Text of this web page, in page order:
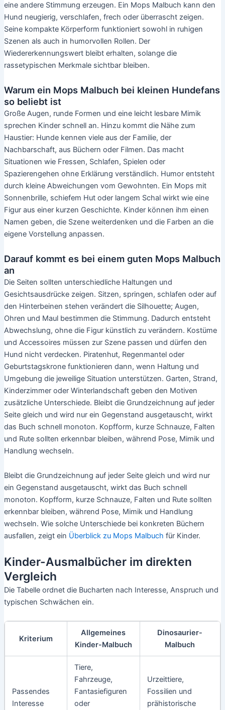
eine andere Stimmung erzeugen. Ein Mops Malbuch kann den
Hund neugierig, verschlafen, frech oder überrascht zeigen.
Seine kompakte Körperform funktioniert sowohl in ruhigen
Szenen als auch in humorvollen Rollen. Der
Wiedererkennungswert bleibt erhalten, solange die
rassetypischen Merkmale sichtbar bleiben.
Warum ein Mops Malbuch bei kleinen Hundefans
so beliebt ist
Große Augen, runde Formen und eine leicht lesbare Mimik
sprechen Kinder schnell an. Hinzu kommt die Nähe zum
Haustier: Hunde kennen viele aus der Familie, der
Nachbarschaft, aus Büchern oder Filmen. Das macht
Situationen wie Fressen, Schlafen, Spielen oder
Spazierengehen ohne Erklärung verständlich. Humor entsteht
durch kleine Abweichungen vom Gewohnten. Ein Mops mit
Sonnenbrille, schiefem Hut oder langem Schal wirkt wie eine
Figur aus einer kurzen Geschichte. Kinder können ihm einen
Namen geben, die Szene weiterdenken und die Farben an die
eigene Vorstellung anpassen.
Darauf kommt es bei einem guten Mops Malbuch
an
Die Seiten sollten unterschiedliche Haltungen und
Gesichtsausdrücke zeigen. Sitzen, springen, schlafen oder auf
den Hinterbeinen stehen verändert die Silhouette; Augen,
Ohren und Maul bestimmen die Stimmung. Dadurch entsteht
Abwechslung, ohne die Figur künstlich zu verändern. Kostüme
und Accessoires müssen zur Szene passen und dürfen den
Hund nicht verdecken. Piratenhut, Regenmantel oder
Geburtstagskrone funktionieren dann, wenn Haltung und
Umgebung die jeweilige Situation unterstützen. Garten, Strand,
Kinderzimmer oder Winterlandschaft geben den Motiven
zusätzliche Unterschiede. Bleibt die Grundzeichnung auf jeder
Seite gleich und wird nur ein Gegenstand ausgetauscht, wirkt
das Buch schnell monoton. Kopfform, kurze Schnauze, Falten
und Rute sollten erkennbar bleiben, während Pose, Mimik und
Handlung wechseln.
Bleibt die Grundzeichnung auf jeder Seite gleich und wird nur
ein Gegenstand ausgetauscht, wirkt das Buch schnell
monoton. Kopfform, kurze Schnauze, Falten und Rute sollten
erkennbar bleiben, während Pose, Mimik und Handlung
wechseln. Wie solche Unterschiede bei konkreten Büchern
ausfallen, zeigt ein Überblick zu Mops Malbuch für Kinder.
Kinder-Ausmalbücher im direkten
Vergleich
Die Tabelle ordnet die Bucharten nach Interesse, Anspruch und
typischen Schwächen ein.
Kriterium
Allgemeines
Kinder-Malbuch
Dinosaurier-
Malbuch
Passendes
Interesse
Tiere,
Fahrzeuge,
Fantasiefiguren
oder
Urzeittiere,
Fossilien und
prähistorische